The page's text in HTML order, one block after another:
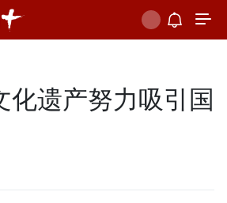
化遗产努力吸引国